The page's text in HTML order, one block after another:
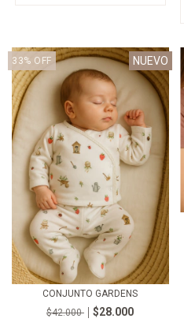
33% OFF NUEVO
CONJUNTO GARDENS
$42.000
$28.000